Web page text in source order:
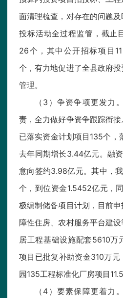
面清理梳查，对存在的问题
投标活动全过程监管，截止
26个，其中公开招标项目
个，有力地促进了全县政府
管理。
（3）争资争项更发力
责，全力做好争资争跟踪衔
已落实资金计划项目135个，
去年同期增长3.44亿元。融
意向签约3.98亿元。其中，
个，到位资金1.5452亿元，
极编制储备项目计划，目前
障性住房、农村服务平台建
居工程基础设施配套5610万
项目已批复补助资金310万
园135工程标准化厂房项目11.5
（4）要素保障更着力